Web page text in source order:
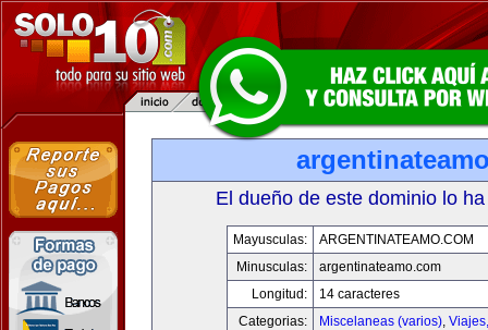
El dueño de este dominio lo
Mayusculas:
ARGENTINATEAMO.COM
Minusculas:
argentinateamo.com
Longitud:
14 caracteres
Categorias:
Miscelaneas (varios),